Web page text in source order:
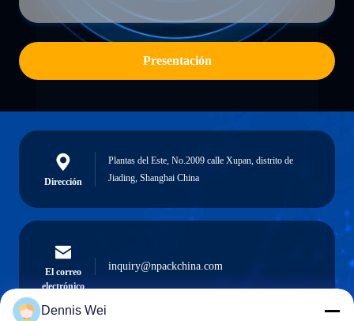
Presentación
Dirección
Plantas del Este, No.2009 calle Xupan, distrito de
Jiading, Shanghai China
El correo
electrónico
inquiry@npackchina.com
Dennis Wei